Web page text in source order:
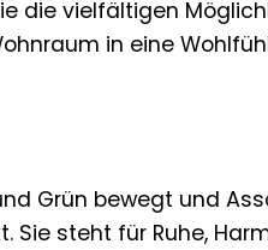
die vielfältigen
in eine
Grün bewegt und
Sie steht für Ruhe,